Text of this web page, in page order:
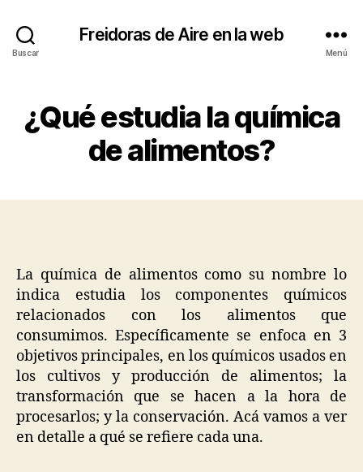
Buscar
Freidoras de Aire en la web
Menú
¿Qué estudia la química
de alimentos?
La química de alimentos como su nombre lo
indica estudia los componentes químicos
relacionados con los alimentos que
consumimos. Específicamente se enfoca en 3
objetivos principales, en los químicos usados en
los cultivos y producción de alimentos; la
transformación que se hacen a la hora de
procesarlos; y la conservación. Acá vamos a ver
en detalle a qué se refiere cada una.